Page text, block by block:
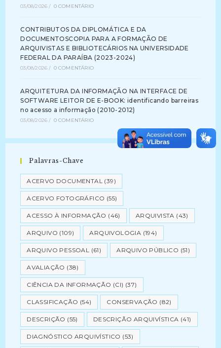
03/08/2026 / 0 COMENTÁRIO
CONTRIBUTOS DA DIPLOMÁTICA E DA
DOCUMENTOSCOPIA PARA A FORMAÇÃO DE
ARQUIVISTAS E BIBLIOTECÁRIOS NA UNIVERSIDADE
FEDERAL DA PARAÍBA (2023-2024)
03/08/2026 / 0 COMENTÁRIO
ARQUITETURA DA INFORMAÇÃO NA INTERFACE DE
SOFTWARE LEITOR DE E-BOOK: identificando barreiras
no acesso a informação (2010-2012)
03/08/2026 / 0 COMENTÁRIO
Palavras-Chave
ACERVO DOCUMENTAL (39)
ACERVO FOTOGRÁFICO (55)
ACESSO À INFORMAÇÃO (46) ARQUIVISTA (43)
ARQUIVO (109) ARQUIVOLOGIA (194)
ARQUIVO PESSOAL (61) ARQUIVO PÚBLICO (51)
AVALIAÇÃO (38)
CIÊNCIA DA INFORMAÇÃO (CI) (37)
CLASSIFICAÇÃO (54) CONSERVAÇÃO (82)
DESCRIÇÃO (55) DESCRIÇÃO ARQUIVÍSTICA (41)
DIAGNÓSTICO ARQUIVÍSTICO (53)